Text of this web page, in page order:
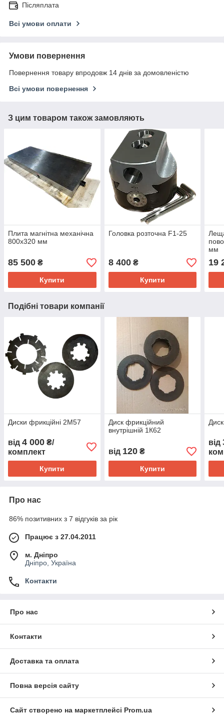
Післяплата
Всі умови оплати
Умови повернення
Повернення товару впродовж 14 днів за домовленістю
Всі умови повернення
З цим товаром також замовляють
Плита магнітна механічна
800х320 мм
85 500 ₴
Купити
Головка розточна F1-25
8 400₴
Купити
мм
19
Подібні товари компанії
Диски фрикційні 2М57
від 4 000 ₴/
комплект
Купити
Диск фрикційний
внутрішній 1К62
від 120₴
Купити
від
Про нас
86% позитивних з 7 відгуків за рік
Працює з 27.04.2011
м. Дніпро
Дніпро, Україна
Контакти
Про нас
Контакти
Доставка та оплата
Повна версія сайту
Сайт створено на маркетплейсі Prom.ua